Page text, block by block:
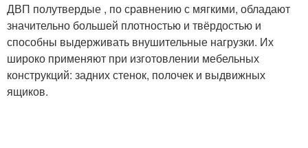
ДВП полутвердые , по сравнению с мягкими, обладают
значительно большей плотностью и твёрдостью и
способны выдерживать внушительные нагрузки. Их
широко применяют при изготовлении мебельных
конструкций: задних стенок, полочек и выдвижных
ящиков.